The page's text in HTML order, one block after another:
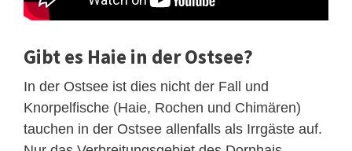
Gibt es Haie in der Ostsee?
In der Ostsee ist dies nicht der Fall und
Knorpelfische (Haie, Rochen und Chimären)
tauchen in der Ostsee allenfalls als Irrgäste auf.